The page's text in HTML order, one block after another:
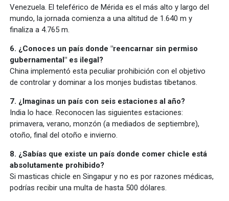
Venezuela. El teleférico de Mérida es el más alto y largo del
mundo, la jornada comienza a una altitud de 1.640 m y
finaliza a 4.765 m.
6. ¿Conoces un país donde "reencarnar sin permiso
gubernamental" es ilegal?
China implementó esta peculiar prohibición con el objetivo
de controlar y dominar a los monjes budistas tibetanos.
7. ¿Imaginas un país con seis estaciones al año?
India lo hace. Reconocen las siguientes estaciones:
primavera, verano, monzón (a mediados de septiembre),
otoño, final del otoño e invierno.
8. ¿Sabías que existe un país donde comer chicle está
absolutamente prohibido?
Si masticas chicle en Singapur y no es por razones médicas,
podrías recibir una multa de hasta 500 dólares.